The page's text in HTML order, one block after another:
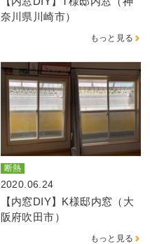
奈川県川崎市）
もっと見る
断熱
2020.06.24
【内窓DIY】K様邸内窓（大
阪府吹田市）
もっと見る